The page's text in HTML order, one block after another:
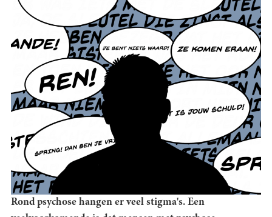
Rond psychose hangen er veel stigma's. Een